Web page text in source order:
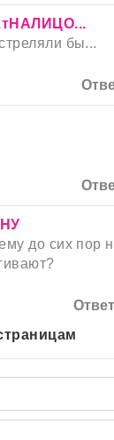
бы...
до сих пор